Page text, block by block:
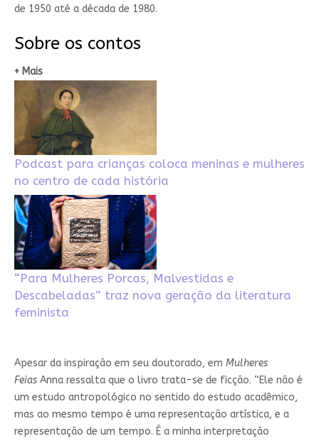
de 1950 até a década de 1980.
Sobre os contos
+ Mais
Podcast para crianças coloca meninas e mulheres
no centro de cada história
“Para Mulheres Porcas, Malvestidas e
Descabeladas” traz nova geração da literatura
feminista
Apesar da inspiração em seu doutorado, em Mulheres
FeiasAnna ressalta que o livro trata-se de ficção. “Ele não é
um estudo antropológico no sentido do estudo acadêmico,
mas ao mesmo tempo é uma representação artística, e a
representação de um tempo. É a minha interpretação